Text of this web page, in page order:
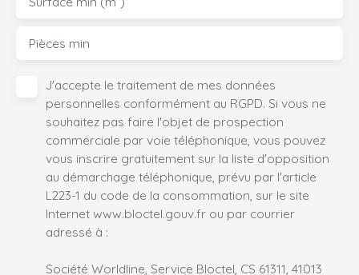
Pièces min
J'accepte le traitement de mes données
personnelles conformément au RGPD. Si vous ne
souhaitez pas faire l'objet de prospection
commerciale par voie téléphonique, vous pouvez
vous inscrire gratuitement sur la liste d'opposition
au démarchage téléphonique, prévu par l'article
L223-1 du code de la consommation, sur le site
Internet www.bloctel.gouv.fr ou par courrier
adressé à :
Société Worldline, Service Bloctel, CS 61311, 41013